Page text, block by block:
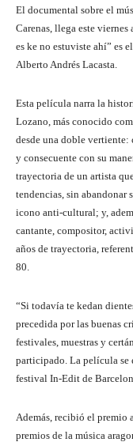
El documental sobre el
Carenas, llega este
es ke no estuviste ahí” es
Alberto Andrés Lacasta.
Esta película narra la
Lozano, más conocido
desde una doble vertiente:
y consecuente con su
trayectoria de un artista
tendencias, sin abandonar
icono anti-cultural; y,
cantante, compositor,
años de trayectoria,
80.
“Si todavía te kedan
precedida por las buenas
festivales, muestras y
participado. La película se
festival In-Edit de
Además, recibió el
premios de la música